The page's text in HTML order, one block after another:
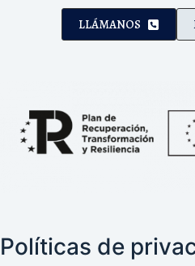
LLÁMANOS
Políticas de